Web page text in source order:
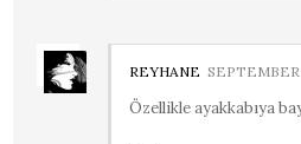
REYHANE SEPTEMBER
Özellikle ayakkabıya